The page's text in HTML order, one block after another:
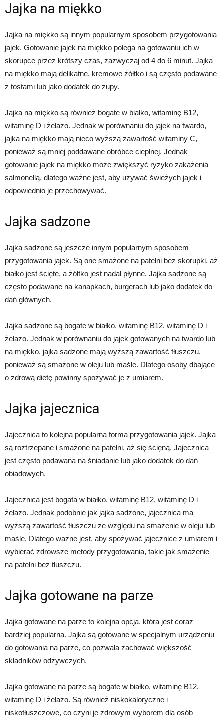
Jajka na miękko
Jajka na miękko są innym popularnym sposobem przygotowania
jajek. Gotowanie jajek na miękko polega na gotowaniu ich w
skorupce przez krótszy czas, zazwyczaj od 4 do 6 minut. Jajka
na miękko mają delikatne, kremowe żółtko i są często podawane
z tostami lub jako dodatek do zupy.
Jajka na miękko są również bogate w białko, witaminę B12,
witaminę D i żelazo. Jednak w porównaniu do jajek na twardo,
jajka na miękko mają nieco wyższą zawartość witaminy C,
ponieważ są mniej poddawane obróbce cieplnej. Jednak
gotowanie jajek na miękko może zwiększyć ryzyko zakażenia
salmonellą, dlatego ważne jest, aby używać świeżych jajek i
odpowiednio je przechowywać.
Jajka sadzone
Jajka sadzone są jeszcze innym popularnym sposobem
przygotowania jajek. Są one smażone na patelni bez skorupki, aż
białko jest ścięte, a żółtko jest nadal płynne. Jajka sadzone są
często podawane na kanapkach, burgerach lub jako dodatek do
dań głównych.
Jajka sadzone są bogate w białko, witaminę B12, witaminę D i
żelazo. Jednak w porównaniu do jajek gotowanych na twardo lub
na miękko, jajka sadzone mają wyższą zawartość tłuszczu,
ponieważ są smażone w oleju lub maśle. Dlatego osoby dbające
o zdrową dietę powinny spożywać je z umiarem.
Jajka jajecznica
Jajecznica to kolejna popularna forma przygotowania jajek. Jajka
są roztrzepane i smażone na patelni, aż się ścięną. Jajecznica
jest często podawana na śniadanie lub jako dodatek do dań
obiadowych.
Jajecznica jest bogata w białko, witaminę B12, witaminę D i
żelazo. Jednak podobnie jak jajka sadzone, jajecznica ma
wyższą zawartość tłuszczu ze względu na smażenie w oleju lub
maśle. Dlatego ważne jest, aby spożywać jajecznice z umiarem i
wybierać zdrowsze metody przygotowania, takie jak smażenie
na patelni bez tłuszczu.
Jajka gotowane na parze
Jajka gotowane na parze to kolejna opcja, która jest coraz
bardziej popularna. Jajka są gotowane w specjalnym urządzeniu
do gotowania na parze, co pozwala zachować większość
składników odżywczych.
Jajka gotowane na parze są bogate w białko, witaminę B12,
witaminę D i żelazo. Są również niskokaloryczne i
niskotłuszczowe, co czyni je zdrowym wyborem dla osób